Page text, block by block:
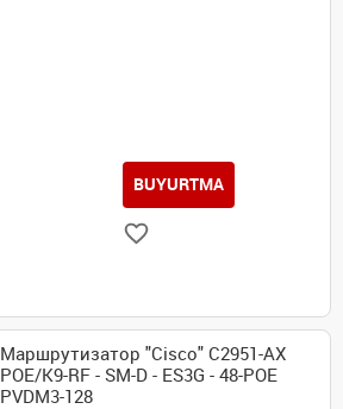
BUYURTMA
Маршрутизатор "Cisco" C2951-AX
POE/K9-RF - SM-D - ES3G - 48-POE
PVDM3-128